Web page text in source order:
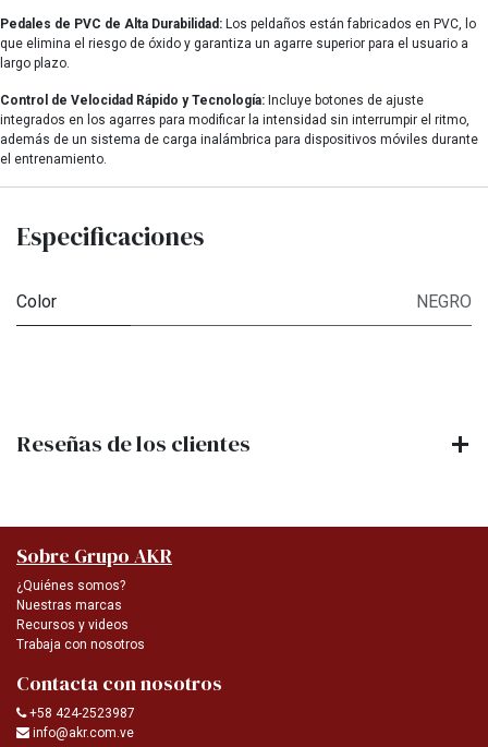
Pedales de PVC de Alta Durabilidad: Los peldaños están fabricados en PVC, lo
que elimina el riesgo de óxido y garantiza un agarre superior para el usuario a
largo plazo.
Control de Velocidad Rápido y Tecnología: Incluye botones de ajuste
integrados en los agarres para modificar la intensidad sin interrumpir el ritmo,
además de un sistema de carga inalámbrica para dispositivos móviles durante
el entrenamiento.
Especificaciones
Color NEGRO
Reseñas de los clientes
Sobre Grupo AKR
¿Quiénes somos?
Nuestras marcas
Recursos y videos
Trabaja con nosotros
Contacta con nosotros
+58 424-2523987
info@akr.com.ve